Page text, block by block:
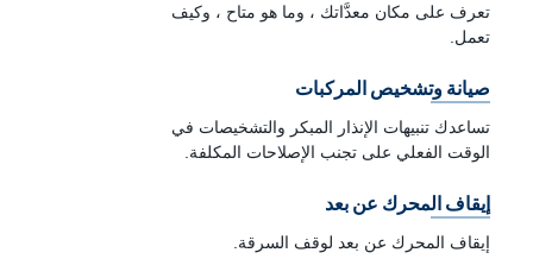
تعرف على مكان معدَّاتك ، وما هو متاح ، وكيف
تعمل.
صيانة وتشخيص المركبات
تساعدك تنبيهات الإنذار المبكر والتشخيصات في
الوقت الفعلي على تجنب الإصلاحات المكلفة.
إيقاف المحرك عن بعد
إيقاف المحرك عن بعد لوقف السرقة.